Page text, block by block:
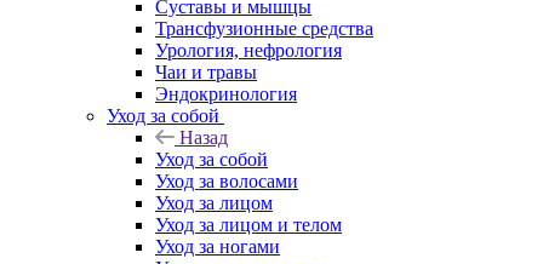
Суставы и мышцы
Трансфузионные средства
Урология, нефрология
Чаи и травы
Эндокринология
Уход за собой
Назад
Уход за собой
Уход за волосами
Уход за лицом
Уход за лицом и телом
Уход за ногами